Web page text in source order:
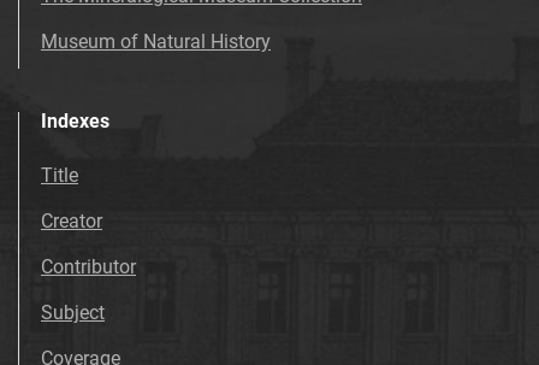
Museum of Natural History
Indexes
Title
Creator
Contributor
Subject
Coverage